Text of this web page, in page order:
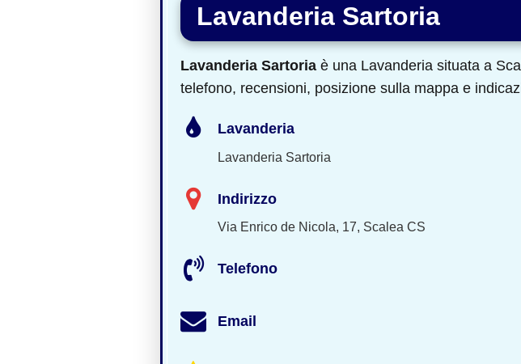
Lavanderia Sartoria
Lavanderia Sartoria è una Lavanderia situata a
telefono, recensioni, posizione sulla mappa e
Lavanderia
Lavanderia Sartoria
Indirizzo
Via Enrico de Nicola, 17, Scalea CS
Telefono
Email